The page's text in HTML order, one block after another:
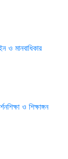
ও মানবাধিকার
শিক্ষা ও শিক্ষাঙ্গন